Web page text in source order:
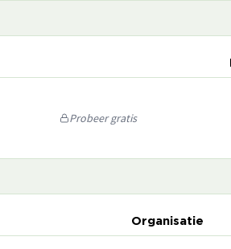
Probeer gratis
Organisatie